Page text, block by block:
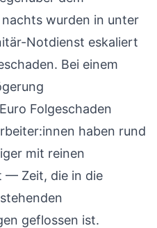
wurden in unter
Notdienst eskaliert
Bei einem
Folgeschaden
haben rund
mit reinen
— Zeit, die in die
geflossen ist.